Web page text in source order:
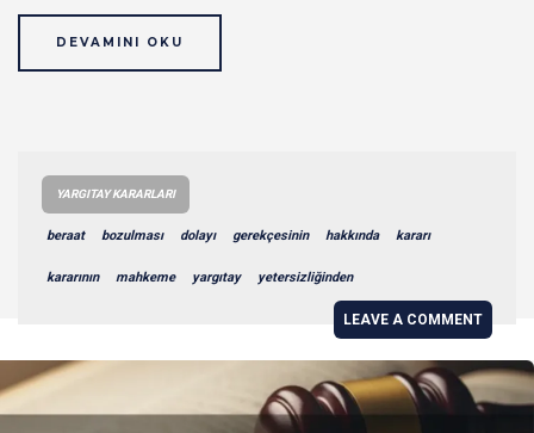
DEVAMINI OKU
YARGITAY KARARLARI
beraat bozulması dolayı gerekçesinin hakkında kararı
kararının mahkeme yargıtay yetersizliğinden
LEAVE A COMMENT